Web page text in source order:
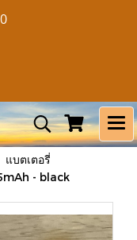
แบตเตอรี่
- black